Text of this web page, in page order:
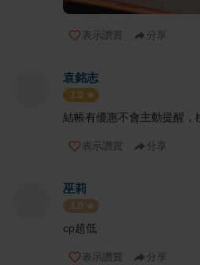
表示讚賞 分享
袁銘志
2.0
結帳有優惠不會主動提醒，
表示讚賞 分享
巫莉
1.0
cp超低
表示讚賞 分享